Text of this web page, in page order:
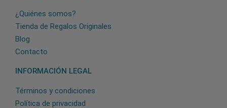
¿Quiénes somos?
Tienda de Regalos Originales
Blog
Contacto
INFORMACIÓN LEGAL
Términos y condiciones
Política de privacidad